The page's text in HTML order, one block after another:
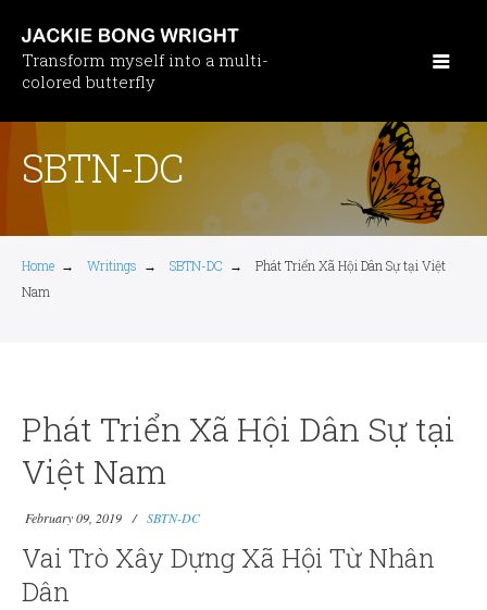
main
content
Transform myself into a multi-
colored butterfly
SBTN-DC
Home → Writings → SBTN-DC →
Phát Triển Xã Hội Dân Sự tại Việt
Nam
Phát Triển Xã Hội Dân Sự tại
Việt Nam
February 09, 2019 SBTN-DC
Vai Trò Xây Dựng Xã Hội Từ Nhân
Dân